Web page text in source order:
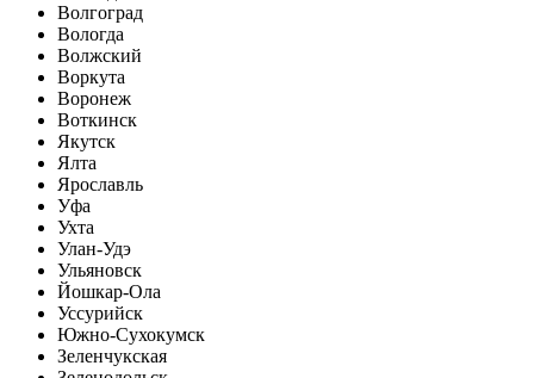
Волгоград
Вологда
Волжский
Воркута
Воронеж
Воткинск
Якутск
Ялта
Ярославль
Уфа
Ухта
Улан-Удэ
Ульяновск
Йошкар-Ола
Уссурийск
Южно-Сухокумск
Зеленчукская